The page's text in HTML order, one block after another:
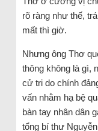
rõ ràng như thế,
mất thì giờ.
Nhưng ông Thơ
thông không là gì,
cử tri do chính
vấn nhằm hạ bệ
bàn tay nhân dân
tổng bí thư